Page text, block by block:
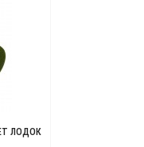
ЛОДОК